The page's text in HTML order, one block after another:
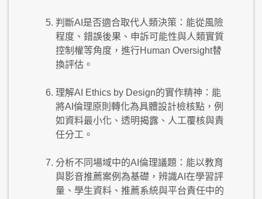
判斷AI是否適合取代人類決策：能從風險
程度、錯誤後果、申訴可能性與人類實質
控制權等角度，進行Human Oversight替
換評估。
理解AI Ethics by Design的實作精神：能
將AI倫理原則轉化為具體設計檢核點，例
如資料最小化、透明揭露、人工覆核與責
任分工。
分析不同場域中的AI倫理議題：能以教育
與影音推薦案例為基礎，辨識AI在學習評
量、學生資料、推薦系統與平台責任中的